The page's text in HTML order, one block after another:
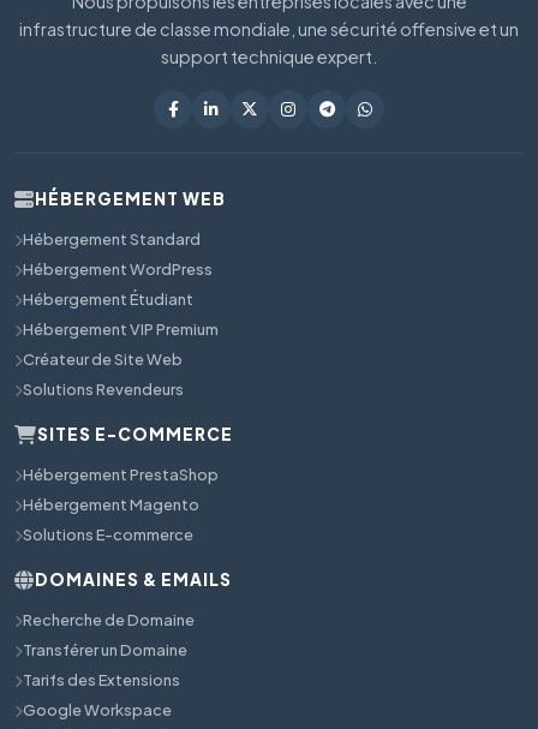
infrastructure de classe mondiale, une sécurité offensive et un
support technique expert.
HÉBERGEMENT WEB
Hébergement Standard
Hébergement WordPress
Hébergement Étudiant
Hébergement VIP Premium
Créateur de Site Web
Solutions Revendeurs
SITES E-COMMERCE
Hébergement PrestaShop
Hébergement Magento
Solutions E-commerce
DOMAINES & EMAILS
Recherche de Domaine
Transférer un Domaine
Tarifs des Extensions
Google Workspace